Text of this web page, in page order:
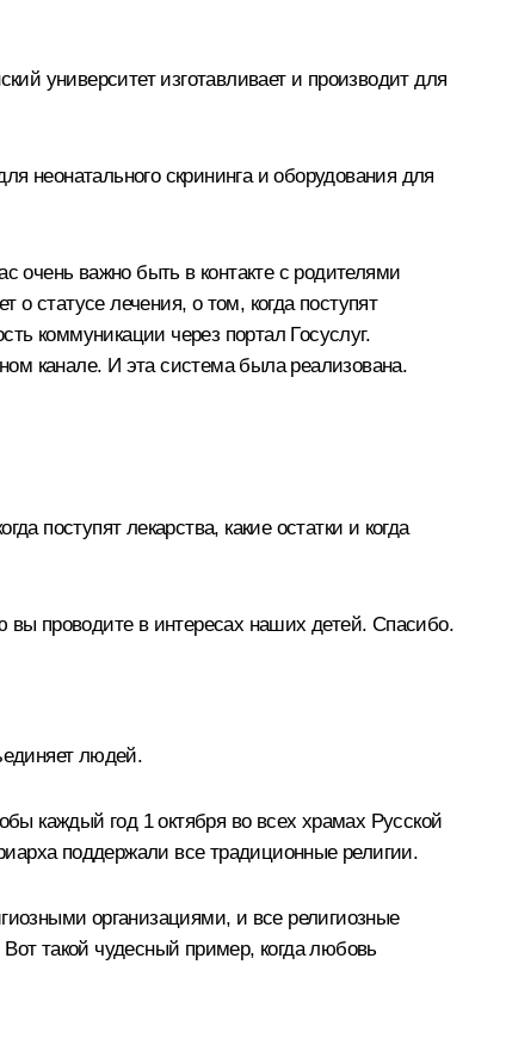
университет изготавливает и производит для
неонатального скрининга и оборудования для
очень важно быть в контакте с родителями
о статусе лечения, о том, когда поступят
коммуникации через портал Госуслуг.
канале. И эта система была реализована.
поступят лекарства, какие остатки и когда
вы проводите в интересах наших детей. Спасибо.
людей.
каждый год 1 октября во всех храмах Русской
поддержали все традиционные религии.
организациями, и все религиозные
такой чудесный пример, когда любовь